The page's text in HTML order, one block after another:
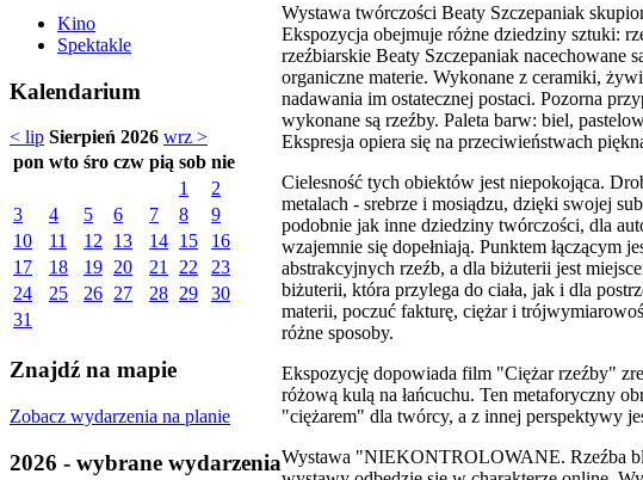
Kino
Spektakle
Kalendarium
< lip Sierpień 2026 wrz >
pon wto śro czw pią sob nie
1
2
3
4 5 6 7 8
9
10
11 12 13 14 15
16
17
18 19 20 21 22
23
24
25 26 27 28 29
30
31
Znajdź na mapie
Zobacz wydarzenia na planie
2026 - wybrane wydarzenia
Wystawa twórczości Beaty Szczepaniak
Ekspozycja obejmuje różne dziedziny sztuki:
rzeźbiarskie Beaty Szczepaniak nacechowane
organiczne materie. Wykonane z ceramiki,
nadawania im ostatecznej postaci. Pozorna
wykonane są rzeźby. Paleta barw: biel,
Ekspresja opiera się na przeciwieństwach
Cielesność tych obiektów jest niepokojąca.
metalach - srebrze i mosiądzu, dzięki swojej
podobnie jak inne dziedziny twórczości, dla
wzajemnie się dopełniają. Punktem łączącym
abstrakcyjnych rzeźb, a dla biżuterii jest
biżuterii, która przylega do ciała, jak i dla
materii, poczuć fakturę, ciężar i
różne sposoby.
Ekspozycję dopowiada film "Ciężar rzeźby"
różową kulą na łańcuchu. Ten metaforyczny
"ciężarem" dla twórcy, a z innej perspektywy
Wystawa "NIEKONTROLOWANE. Rzeźba